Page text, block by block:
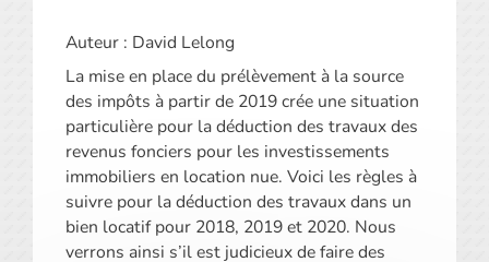
Auteur : David Lelong
La mise en place du prélèvement à la source
des impôts à partir de 2019 crée une situation
particulière pour la déduction des travaux des
revenus fonciers pour les investissements
immobiliers en location nue. Voici les règles à
suivre pour la déduction des travaux dans un
bien locatif pour 2018, 2019 et 2020. Nous
verrons ainsi s’il est judicieux de faire des